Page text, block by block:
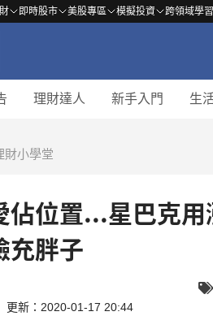
即時股市 美股專區 模擬投資 跨領域學習
理財達人 新手入門 生
財小學堂
佔位置...星巴克
充胖子
更新：2020-01-17 20:44